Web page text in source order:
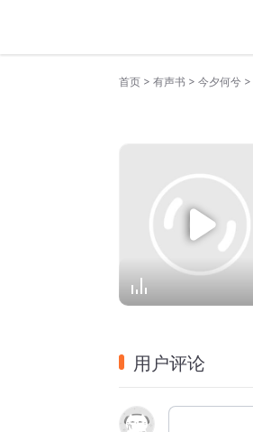
首页 > 有声书 > 今夕何兮 >
用户评论